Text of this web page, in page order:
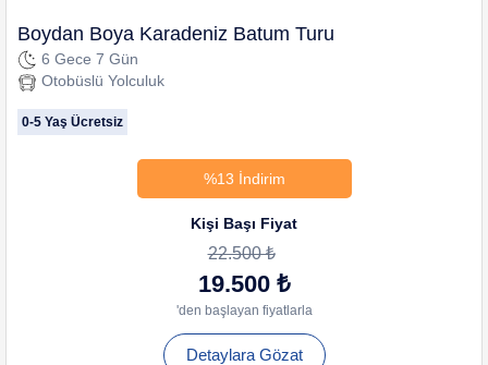
Boydan Boya Karadeniz Batum Turu
6 Gece 7 Gün
Otobüslü Yolculuk
0-5 Yaş Ücretsiz
%13 İndirim
Kişi Başı Fiyat
22.500 ₺
19.500 ₺
'den başlayan fiyatlarla
Detaylara Gözat